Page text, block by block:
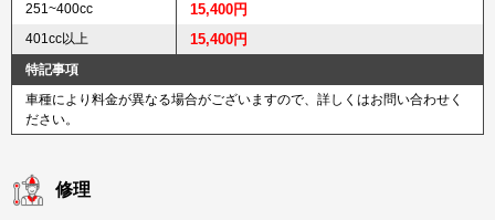
251~400cc 15,400円
401cc以上 15,400円
特記事項
車種により料金が異なる場合がございますので、詳しくはお問い合わせく
ださい。
修理